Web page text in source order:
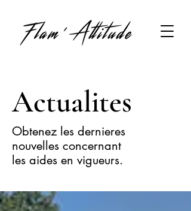
Actualites
Obtenez les dernieres
nouvelles concernant
les aides en vigueurs.